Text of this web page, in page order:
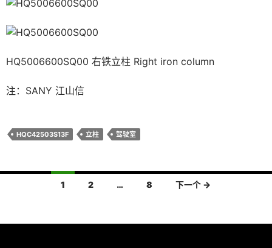
HQ5006600SQ00 右铁立柱 Right iron column
注：SANY 江山信
HQC42503S13F 立柱 驾驶室
导
1 2 … 8 下一个 →